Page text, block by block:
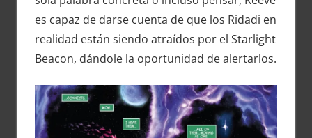
es capaz de darse cuenta de que los Ridadi en
realidad están siendo atraídos por el Starlight
Beacon, dándole la oportunidad de alertarlos.